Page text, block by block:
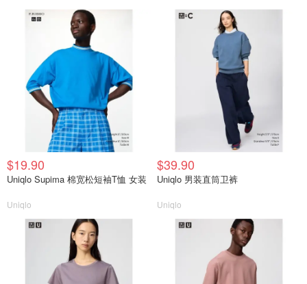
$19.90
Uniqlo Supima 棉宽松短袖T恤 女装
Uniqlo
$39.90
Uniqlo 男装直筒卫裤
Uniqlo